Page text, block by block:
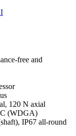
free and
120 N axial
(WDGA)
IP67 all-round